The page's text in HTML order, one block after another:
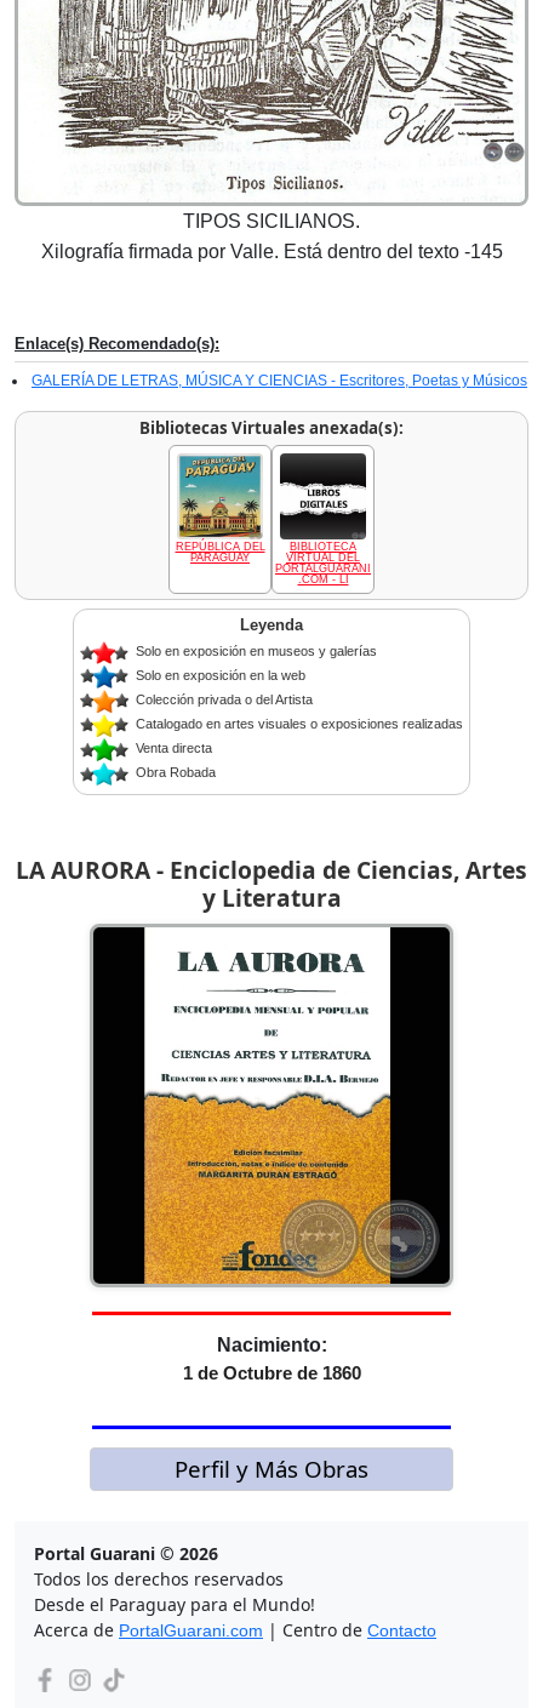
LA AURORA - Enciclopedia de Ciencias, Artes
y Literatura
Nacimiento:
1 de Octubre de 1860
Perfil y Más Obras
TIPOS SICILIANOS.
Xilografía firmada por Valle. Está dentro del texto -145
Enlace(s) Recomendado(s):
GALERÍA DE LETRAS, MÚSICA Y CIENCIAS - Escritores, Poetas y Músicos
Bibliotecas Virtuales anexada(s):
REPÚBLICA DEL
PARAGUAY
BIBLIOTECA
VIRTUAL DEL
PORTALGUARANI
.COM - LI
Leyenda
Solo en exposición en museos y galerías
Solo en exposición en la web
Colección privada o del Artista
Catalogado en artes visuales o exposiciones realizadas
Venta directa
Obra Robada
Portal Guarani © 2026
Todos los derechos reservados
Desde el Paraguay para el Mundo!
Acerca de PortalGuarani.com | Centro de Contacto